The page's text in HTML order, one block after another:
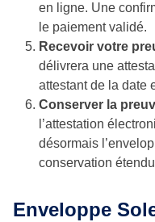
en ligne. Une
le paiement validé.
Recevoir votre
délivrera une
attestant de la date
Conserver la
l’attestation
désormais
conservation
Enveloppe